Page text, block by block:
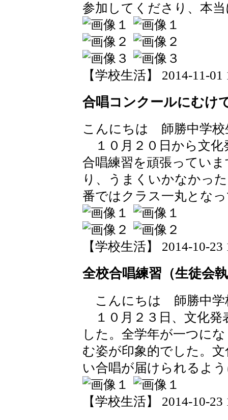
参加してくださり、本
【学校生活】 2014-11-01
合唱コンクールにむけ
こんにちは 師勝中学校
１０月２０日から文化
合唱練習を頑張ってい
り、うまくいかなかっ
番ではクラス一丸とな
【学校生活】 2014-10-23
全校合唱練習（生徒会
こんにちは 師勝中学
１０月２３日、文化発
した。全学年が一つに
む姿が印象的でした。
い合唱が届けられるよ
【学校生活】 2014-10-23